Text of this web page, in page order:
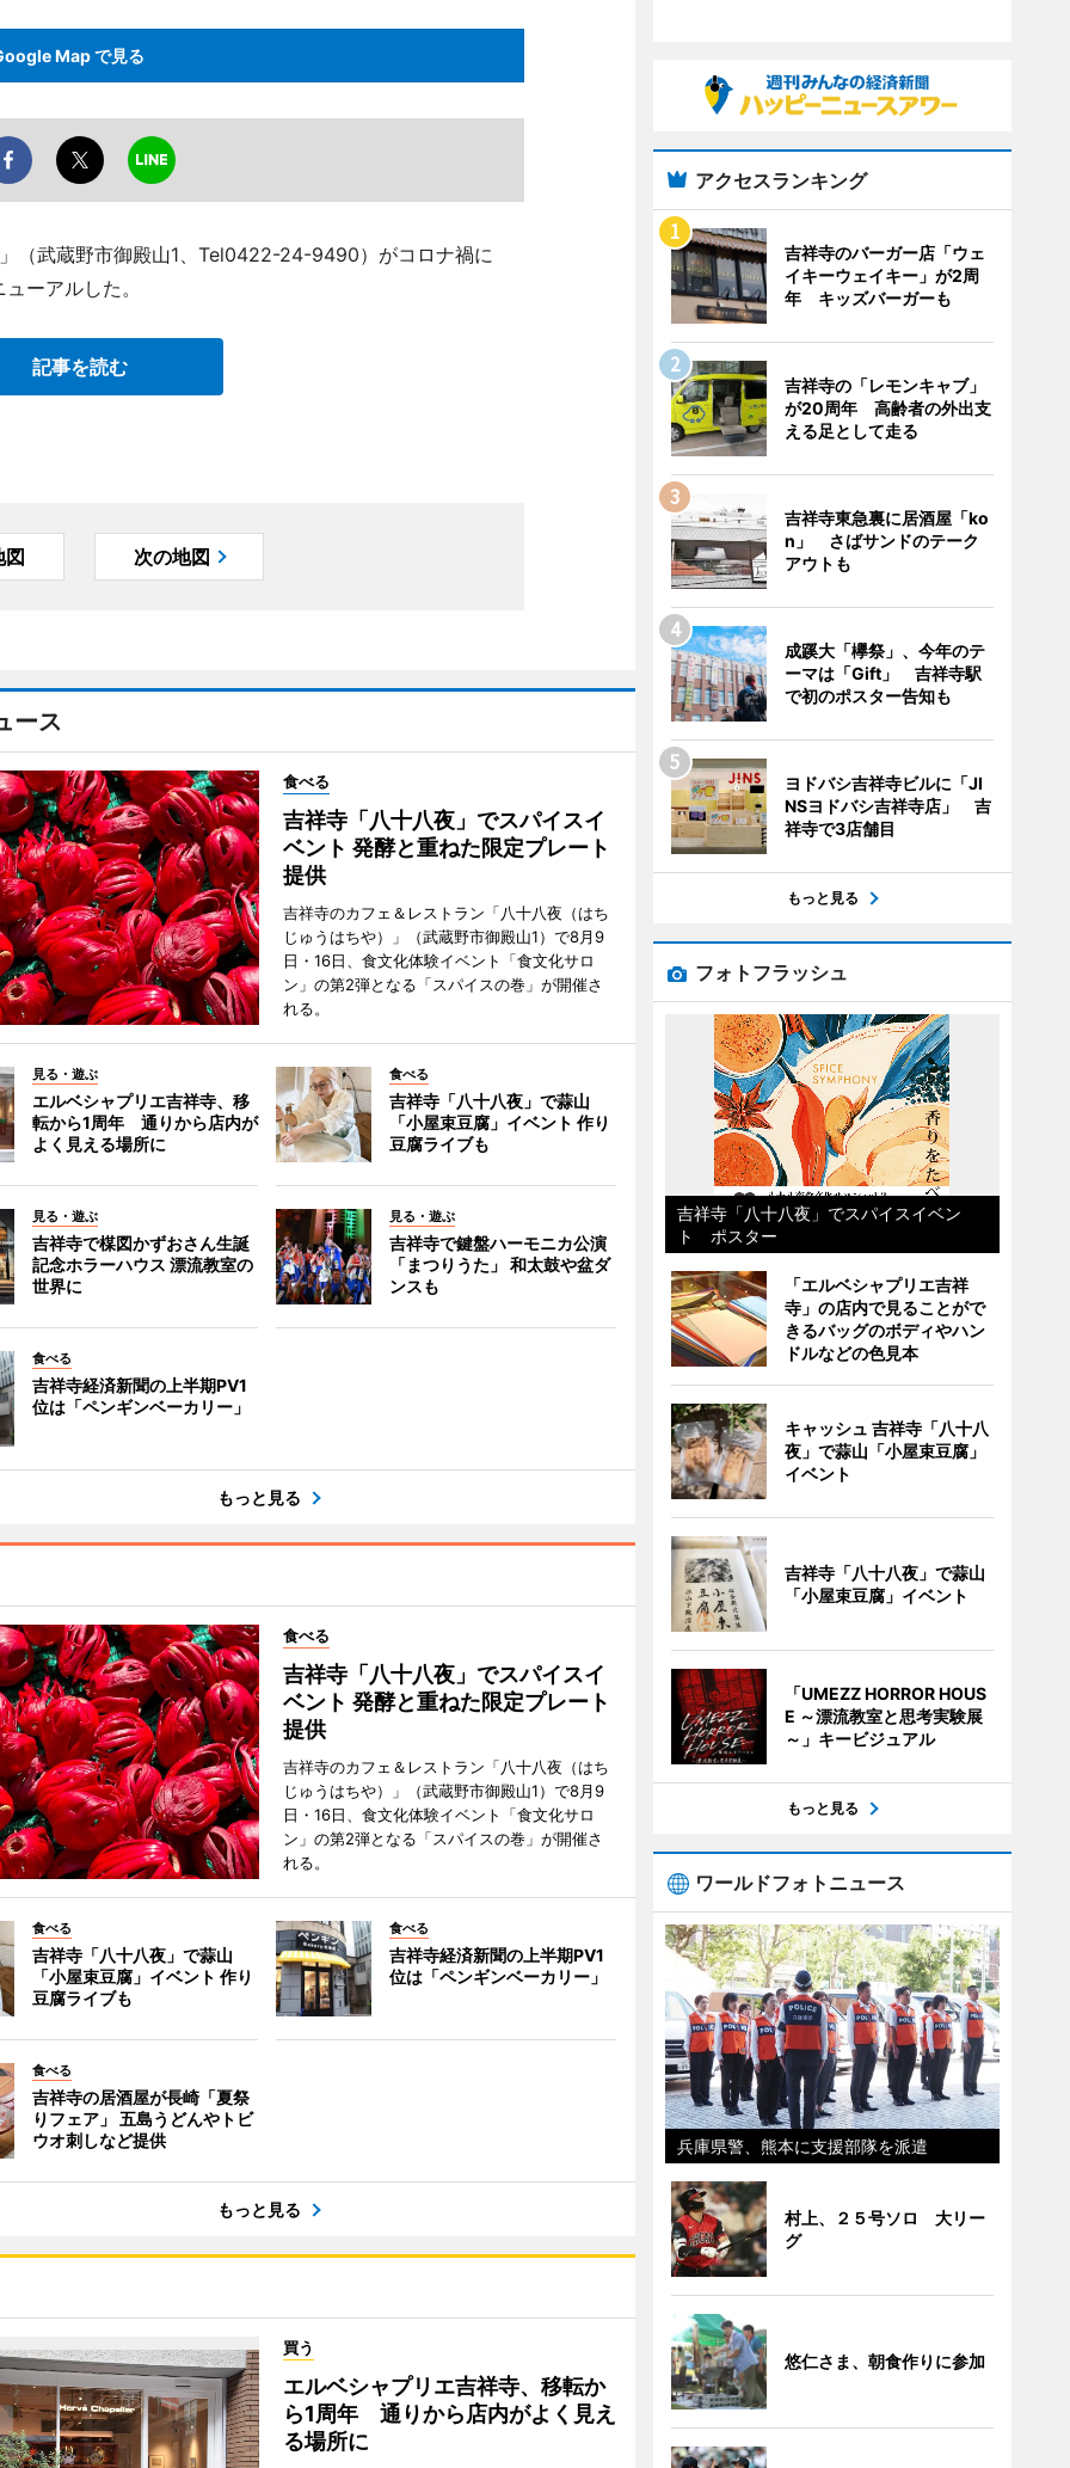
Map で見る
（武蔵野市御殿山1、Tel0422-24-9490）がコロナ禍に
ーアルした。
記事を読む
図 次の地図
ース
食べる
吉祥寺「八十八夜」でスパイスイ
ベント 発酵と重ねた限定プレート
提供
吉祥寺のカフェ＆レストラン「八十八夜（はち
じゅうはちや）」（武蔵野市御殿山1）で8月9
日・16日、食文化体験イベント「食文化サロ
ン」の第2弾となる「スパイスの巻」が開催さ
れる。
見る・遊ぶ
エルベシャプリエ吉祥寺、移
転から1周年 通りから店内が
よく見える場所に
食べる
吉祥寺「八十八夜」で蒜山
「小屋束豆腐」イベント 作り
豆腐ライブも
見る・遊ぶ
吉祥寺で楳図かずおさん生誕
記念ホラーハウス 漂流教室の
世界に
見る・遊ぶ
吉祥寺で鍵盤ハーモニカ公演
「まつりうた」 和太鼓や盆ダ
ンスも
食べる
吉祥寺経済新聞の上半期PV1
位は「ペンギンベーカリー」
もっと見る
食べる
吉祥寺「八十八夜」でスパイスイ
ベント 発酵と重ねた限定プレート
提供
吉祥寺のカフェ＆レストラン「八十八夜（はち
じゅうはちや）」（武蔵野市御殿山1）で8月9
日・16日、食文化体験イベント「食文化サロ
ン」の第2弾となる「スパイスの巻」が開催さ
れる。
食べる
吉祥寺「八十八夜」で蒜山
「小屋束豆腐」イベント 作り
豆腐ライブも
食べる
吉祥寺経済新聞の上半期PV1
位は「ペンギンベーカリー」
食べる
吉祥寺の居酒屋が長崎「夏祭
りフェア」 五島うどんやトビ
ウオ刺しなど提供
もっと見る
買う
エルベシャプリエ吉祥寺、移転か
ら1周年 通りから店内がよく見え
る場所に
アクセスランキング
吉祥寺のバーガー店「ウェ
イキーウェイキー」が2周
年 キッズバーガーも
吉祥寺の「レモンキャブ」
が20周年 高齢者の外出支
える足として走る
吉祥寺東急裏に居酒屋「ko
n」 さばサンドのテーク
アウトも
成蹊大「欅祭」、今年のテ
ーマは「Gift」 吉祥寺駅
で初のポスター告知も
ヨドバシ吉祥寺ビルに「JI
NSヨドバシ吉祥寺店」 吉
祥寺で3店舗目
もっと見る
フォトフラッシュ
吉祥寺「八十八夜」でスパイスイベン
ト ポスター
「エルベシャプリエ吉祥
寺」の店内で見ることがで
きるバッグのボディやハン
ドルなどの色見本
キャッシュ 吉祥寺「八十八
夜」で蒜山「小屋束豆腐」
イベント
吉祥寺「八十八夜」で蒜山
「小屋束豆腐」イベント
「UMEZZ HORROR HOUS
E ～漂流教室と思考実験展
～」キービジュアル
もっと見る
ワールドフォトニュース
兵庫県警、熊本に支援部隊を派遣
村上、２５号ソロ 大リー
グ
悠仁さま、朝食作りに参加